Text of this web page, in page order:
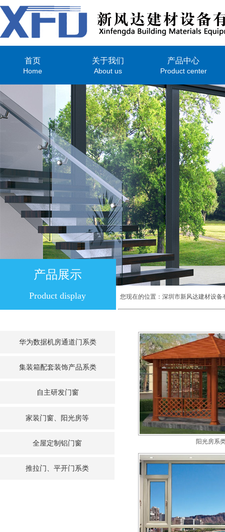
Home
首页
About us
关于我们
Product center
产品中心
华为数据机房通道门系类
集装箱配套装饰产品系类
自主研发门窗
家装门窗、阳光房等
全屋定制铝门窗
推拉门、平开门系类
产品展示
Product display 您现在的位置： 深圳市新风达建材设备
阳光房系